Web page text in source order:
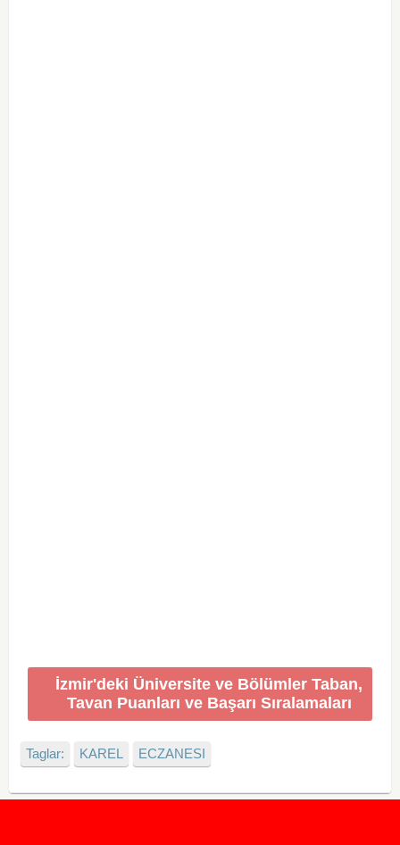
İzmir'deki Üniversite ve Bölümler Taban,
Tavan Puanları ve Başarı Sıralamaları
Taglar: KAREL ECZANESI